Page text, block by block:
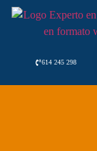
614 245 298